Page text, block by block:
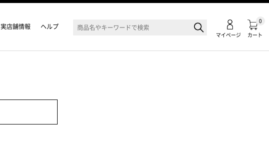
カート
0
マイページ
実店舗情報 ヘルプ